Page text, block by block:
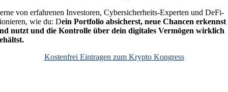
von erfahrenen Investoren, Cybersicherheits-Experten und DeFi-
wie du: Dein Portfolio absicherst,neue Chancen erkennst
nutztund die Kontrolle über dein digitales Vermögen wirklich
Kostenfrei Eintragen zum Krypto Kongress